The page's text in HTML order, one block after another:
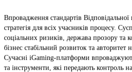
Впровадження стандартів
стратегія для всіх учасників процесу.
соціальних ризиків, держава прозору та
бізнес стабільний розвиток та авторитет
Сучасні iGaming-платформи
та інструменти, які передають контроль